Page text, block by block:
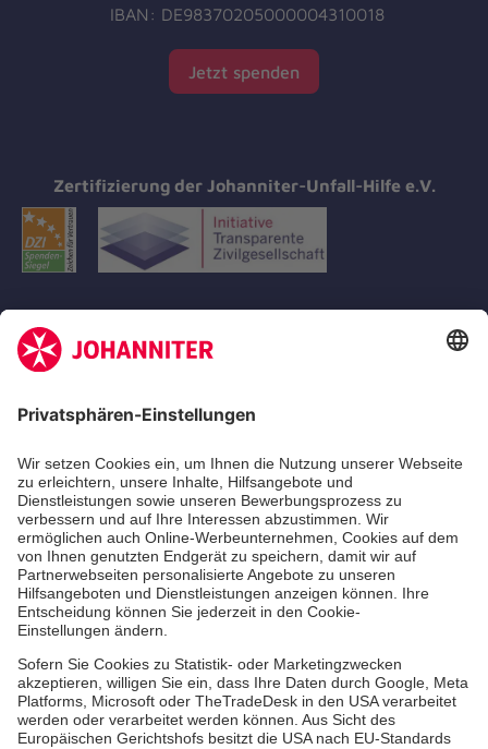
IBAN: DE98370205000004310018
Jetzt spenden
Zertifizierung der Johanniter-Unfall-Hilfe e.V.
Erste-Hilfe-Kurse
Jobs
Ehrenamt
Freiwilligendienst
Johanniter-Jugend
Spendenprojekte
Kindertagesstätten